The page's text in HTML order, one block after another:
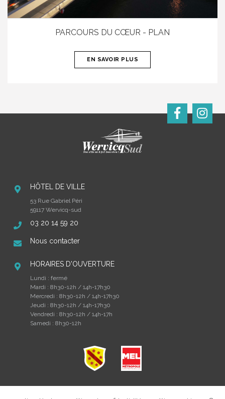
PARCOURS DU CŒUR - PLAN
EN SAVOIR PLUS
HÔTEL DE VILLE
53 Rue Gabriel Péri
59117 Wervicq-sud
03 20 14 59 20
Nous contacter
HORAIRES D'OUVERTURE
Lundi : fermé
Mardi : 8h30-12h / 14h-17h30
Mercredi : 8h30-12h / 14h-17h30
Jeudi : 8h30-12h / 14h-17h30
Vendredi : 8h30-12h / 14h-17h
Samedi : 8h30-12h